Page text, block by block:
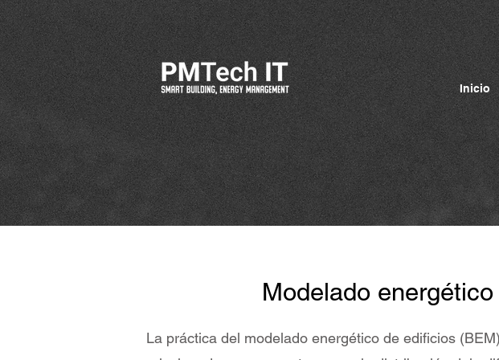
Inicio
Modelado
La práctica del modelado energético de edificios